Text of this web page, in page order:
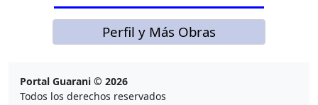
Perfil y Más Obras
Portal Guarani © 2026
Todos los derechos reservados